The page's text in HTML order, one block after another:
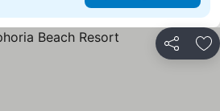
Paylaş